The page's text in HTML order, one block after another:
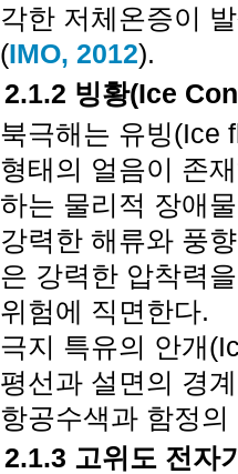
각한 저체온증이
(IMO, 2012).
2.1.2 빙황(Ice
북극해는 유빙(Ice
형태의 얼음이 존
하는 물리적 장애
강력한 해류와 풍
은 강력한 압착력
위험에 직면한다.
극지 특유의 안개
평선과 설면의 경
항공수색과 함정
2.1.3 고위도 전자